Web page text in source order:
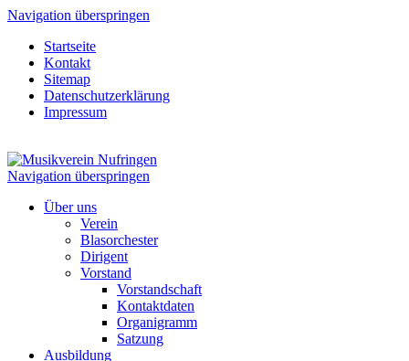
Navigation überspringen
Startseite
Kontakt
Sitemap
Datenschutzerklärung
Impressum
Navigation überspringen
Über uns
Verein
Blasorchester
Dirigent
Vorstand
Vorstandschaft
Kontaktdaten
Organigramm
Satzung
Ausbildung